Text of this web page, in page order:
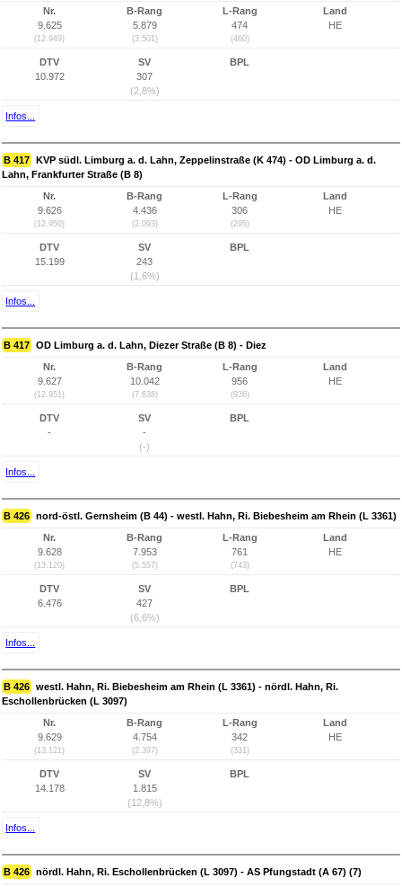
Nr.
9.625
(12.949)
B-Rang
5.879
(3.501)
L-Rang
474
(460)
Land
HE
DTV
10.972
SV
307
(2,8%)
BPL
Infos...
B 417 KVP südl. Limburg a. d. Lahn, Zeppelinstraße (K 474) - OD Limburg a. d.
Lahn, Frankfurter Straße (B 8)
Nr.
9.626
(12.950)
B-Rang
4.436
(2.093)
L-Rang
306
(295)
Land
HE
DTV
15.199
SV
243
(1,6%)
BPL
Infos...
B 417 OD Limburg a. d. Lahn, Diezer Straße (B 8) - Diez
Nr.
9.627
(12.951)
B-Rang
10.042
(7.638)
L-Rang
956
(936)
Land
HE
DTV
-
SV
-
(-)
BPL
Infos...
B 426 nord-östl. Gernsheim (B 44) - westl. Hahn, Ri. Biebesheim am Rhein (L 3361)
Nr.
9.628
(13.120)
B-Rang
7.953
(5.557)
L-Rang
761
(743)
Land
HE
DTV
6.476
SV
427
(6,6%)
BPL
Infos...
B 426 westl. Hahn, Ri. Biebesheim am Rhein (L 3361) - nördl. Hahn, Ri.
Eschollenbrücken (L 3097)
Nr.
9.629
(13.121)
B-Rang
4.754
(2.397)
L-Rang
342
(331)
Land
HE
DTV
14.178
SV
1.815
(12,8%)
BPL
Infos...
B 426 nördl. Hahn, Ri. Eschollenbrücken (L 3097) - AS Pfungstadt (A 67) (7)